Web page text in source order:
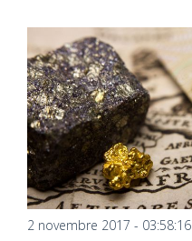
2 novembre 2017 - 03:58:16